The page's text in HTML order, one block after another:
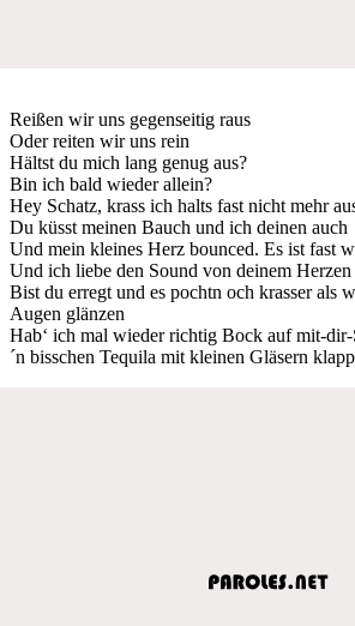
Reißen wir uns gegenseitig raus
Oder reiten wir uns rein
Hältst du mich lang genug aus?
Bin ich bald wieder allein?
Hey Schatz, krass ich halts fast nicht mehr
Du küsst meinen Bauch und ich deinen auch
Und mein kleines Herz bounced. Es ist fast
Und ich liebe den Sound von deinem Herzen
Bist du erregt und es pochtn och krasser als
Augen glänzen
Hab‘ ich mal wieder richtig Bock auf mit-dir-
´n bisschen Tequila mit kleinen Gläsern